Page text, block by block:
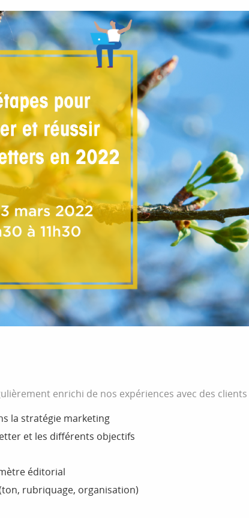
enrichi de nos expériences avec des clients
la stratégie marketing
et les différents objectifs
éditorial
rubriquage, organisation)